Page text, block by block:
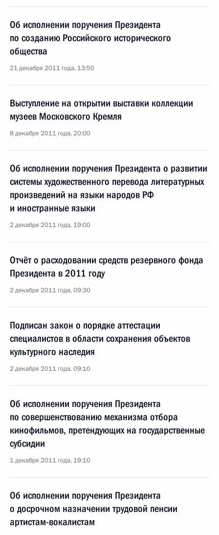
Об исполнении поручения Президента
по созданию Российского исторического
общества
21 декабря 2011 года, 13:50
Выступление на открытии выставки коллекции
музеев Московского Кремля
8 декабря 2011 года, 20:00
Об исполнении поручения Президента о развитии
системы художественного перевода литературных
произведений на языки народов РФ
и иностранные языки
2 декабря 2011 года, 19:00
Отчёт о расходовании средств резервного фонда
Президента в 2011 году
2 декабря 2011 года, 09:30
Подписан закон о порядке аттестации
специалистов в области сохранения объектов
культурного наследия
2 декабря 2011 года, 09:10
Об исполнении поручения Президента
по совершенствованию механизма отбора
кинофильмов, претендующих на государственные
субсидии
1 декабря 2011 года, 19:10
Об исполнении поручения Президента
о досрочном назначении трудовой пенсии
артистам-вокалистам